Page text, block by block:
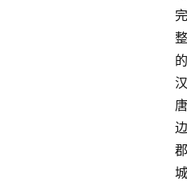
完
整
的
汉
唐
边
郡
城